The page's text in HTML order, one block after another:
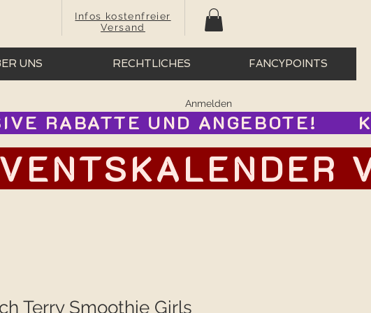
Infos kostenfreier
Versand
UNS RECHTLICHES FANCYPOINTS
Anmelden
RABATTE UND ANGEBOTE!
Terry Smoothie Girls